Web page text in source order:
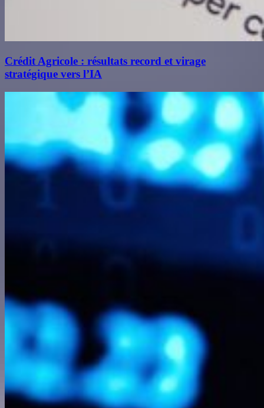
Crédit Agricole : résultats record et virage
stratégique vers l’IA